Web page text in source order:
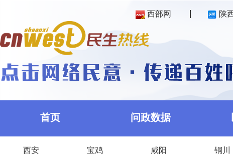
西部网 陕
首页 问政数据
西安 宝鸡 咸阳 铜川